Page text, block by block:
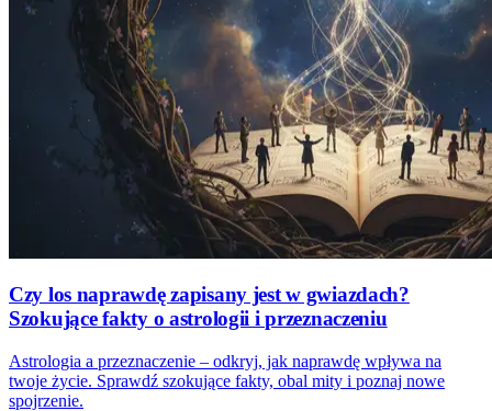
Czy los naprawdę zapisany jest w gwiazdach?
Szokujące fakty o astrologii i przeznaczeniu
Astrologia a przeznaczenie – odkryj, jak naprawdę wpływa na
twoje życie. Sprawdź szokujące fakty, obal mity i poznaj nowe
spojrzenie.